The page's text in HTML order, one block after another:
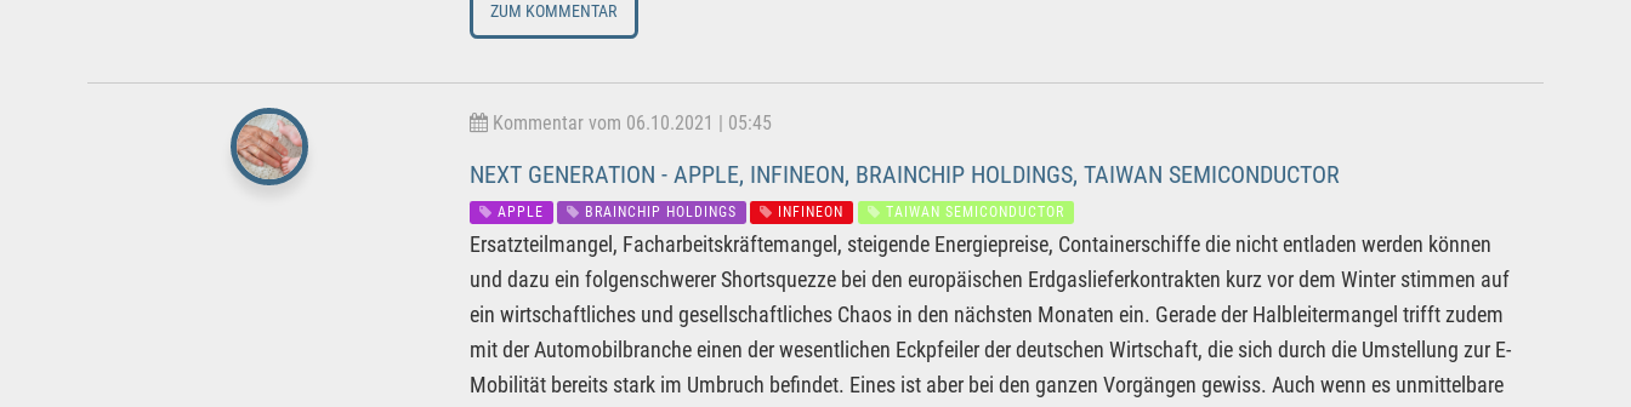
ZUM KOMMENTAR
Kommentar vom 06.10.2021 | 05:45
NEXT GENERATION - APPLE, INFINEON, BRAINCHIP HOLDINGS, TAIWAN SEMICONDUCTOR
APPLE BRAINCHIP HOLDINGS INFINEON TAIWAN SEMICONDUCTOR
Ersatzteilmangel, Facharbeitskräftemangel, steigende Energiepreise, Containerschiffe die nicht entladen werden können
und dazu ein folgenschwerer Shortsquezze bei den europäischen Erdgaslieferkontrakten kurz vor dem Winter stimmen auf
ein wirtschaftliches und gesellschaftliches Chaos in den nächsten Monaten ein. Gerade der Halbleitermangel trifft zudem
mit der Automobilbranche einen der wesentlichen Eckpfeiler der deutschen Wirtschaft, die sich durch die Umstellung zur E-
Mobilität bereits stark im Umbruch befindet. Eines ist aber bei den ganzen Vorgängen gewiss. Auch wenn es unmittelbare